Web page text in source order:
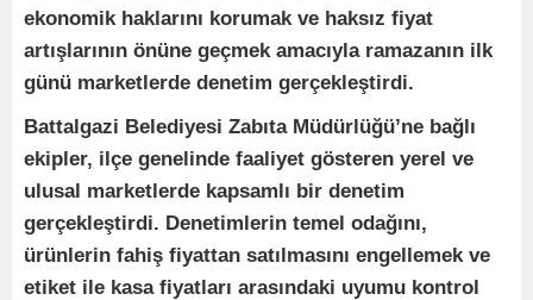
ekonomik haklarını korumak ve haksız fiyat
artışlarının önüne geçmek amacıyla ramazanın ilk
günü marketlerde denetim gerçekleştirdi.
Battalgazi Belediyesi Zabıta Müdürlüğü’ne bağlı
ekipler, ilçe genelinde faaliyet gösteren yerel ve
ulusal marketlerde kapsamlı bir denetim
gerçekleştirdi. Denetimlerin temel odağını,
ürünlerin fahiş fiyattan satılmasını engellemek ve
etiket ile kasa fiyatları arasındaki uyumu kontrol